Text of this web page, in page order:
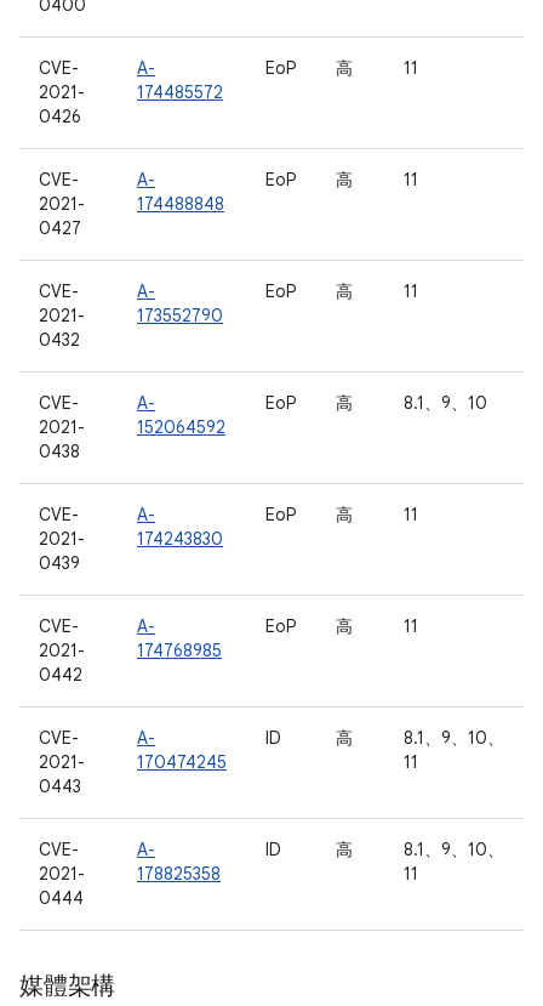
0400
CVE-
2021-
0426
A-
174485572
EoP 高 11
CVE-
2021-
0427
A-
174488848
EoP 高 11
CVE-
2021-
0432
A-
173552790
EoP 高 11
CVE-
2021-
0438
A-
152064592
EoP 高 8.1、9、10
CVE-
2021-
0439
A-
174243830
EoP 高 11
CVE-
2021-
0442
A-
174768985
EoP 高 11
CVE-
2021-
0443
A-
170474245
ID 高
8.1、9、10、
11
CVE-
2021-
0444
A-
178825358
ID 高
8.1、9、10、
11
媒體架構